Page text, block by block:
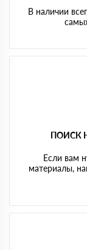
В наличии
ПОИСК
Если вам
материалы,